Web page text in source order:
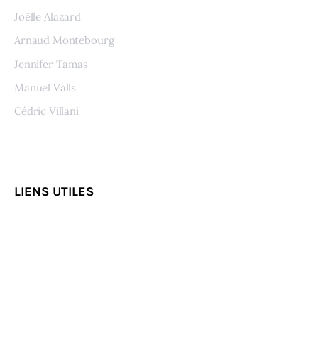
Joëlle Alazard
Arnaud Montebourg
Jennifer Tamas
Manuel Valls
Cédric Villani
LIENS UTILES